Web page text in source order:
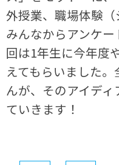
外授業、職場体験
みんなからアンケ
回は1年生に今年度
えてもらいました
んが、そのアイデ
ていきます！